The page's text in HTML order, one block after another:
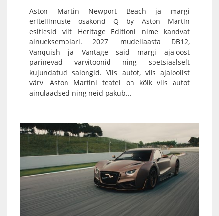
Aston Martin Newport Beach ja margi
eritellimuste osakond Q by Aston Martin
esitlesid viit Heritage Editioni nime kandvat
ainueksemplari. 2027. mudeliaasta DB12,
Vanquish ja Vantage said margi ajaloost
pärinevad värvitoonid ning spetsiaalselt
kujundatud salongid. Viis autot, viis ajaloolist
värvi Aston Martini teatel on kõik viis autot
ainulaadsed ning neid pakub...